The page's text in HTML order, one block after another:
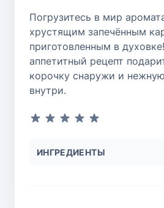
Погрузитесь в мир
хрустящим запечённым
приготовленным в
аппетитный рецепт
корочку снаружи и
внутри.
ИНГРЕДИЕНТЫ